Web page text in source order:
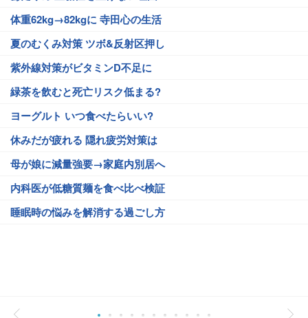
体重62kg→82kgに 寺田心の生活
夏のむくみ対策 ツボ&反射区押し
紫外線対策がビタミンD不足に
緑茶を飲むと死亡リスク低まる?
ヨーグルト いつ食べたらいい?
休みだが疲れる 隠れ疲労対策は
母が娘に減量強要→家庭内別居へ
内科医が低糖質麺を食べ比べ検証
睡眠時の悩みを解消する過ごし方